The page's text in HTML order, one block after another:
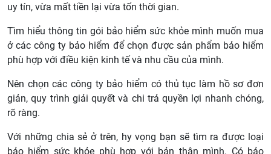
uy tín, vừa mất tiền lại vừa tốn thời gian.
Tìm hiểu thông tin gói bảo hiểm sức khỏe mình muốn mua
ở các công ty bảo hiểm để chọn được sản phẩm bảo hiểm
phù hợp với điều kiện kinh tế và nhu cầu của mình.
Nên chọn các công ty bảo hiểm có thủ tục làm hồ sơ đơn
giản, quy trình giải quyết và chi trả quyền lợi nhanh chóng,
rõ ràng.
Với những chia sẻ ở trên, hy vọng bạn sẽ tìm ra được loại
bảo hiểm sức khỏe phù hợp với bản thân mình. Có bảo